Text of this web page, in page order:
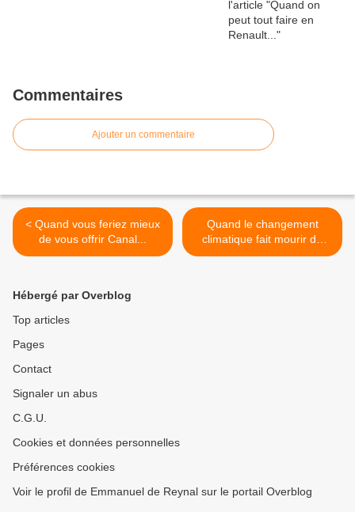
Commentaires
Ajouter un commentaire
< Quand vous feriez mieux
de vous offrir Canal...
Quand le changement
climatique fait mourir de
faim... >
Hébergé par Overblog
Top articles
Pages
Contact
Signaler un abus
C.G.U.
Cookies et données personnelles
Préférences cookies
Voir le profil de Emmanuel de Reynal sur le portail Overblog